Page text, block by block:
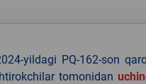
yildagi PQ-162-son
tomonidan